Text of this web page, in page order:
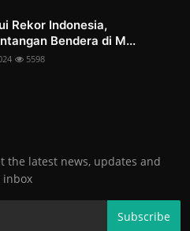
Rekor Indonesia,
Bendera di M...
5598
the latest news, updates and
inbox
Subscribe